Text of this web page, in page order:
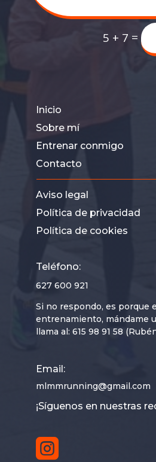
5 + 7 =
Inicio
Sobre mí
Entrenar conmigo
Contacto
Aviso legal
Política de privacidad
Política de cookies
Teléfono:
627 600 921
Si no respondo, es porque
entrenamiento, mándame
llama al: 615 98 91 58
Email:
mlmmrunning@gmail.com
¡Síguenos en nuestras
